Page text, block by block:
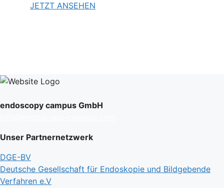
JETZT ANSEHEN
endoscopy campus GmbH
Unser Partnernetzwerk
DGE-BV
Deutsche Gesellschaft für Endoskopie und Bildgebende
Verfahren e.V